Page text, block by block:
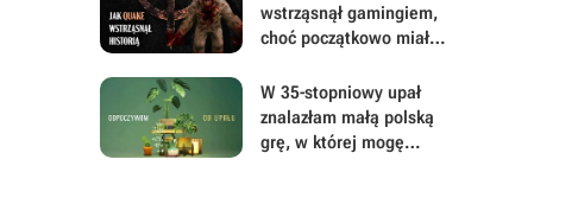
wstrząsnął gamingiem,
choć początkowo miał
W 35-stopniowy upał
znalazłam małą polską
grę, w której mogę